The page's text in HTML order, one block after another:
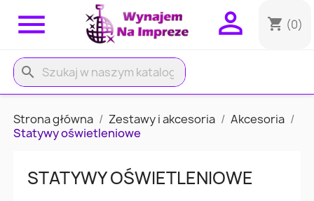
 shopping_cart (0)

search
Strona główna Zestawy i akcesoria
Akcesoria
Statywy oświetleniowe
STATYWY OŚWIETLENIOWE